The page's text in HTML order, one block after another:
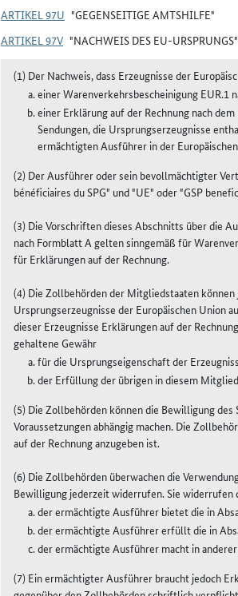
ARTIKEL 97U "GEGENSEITIGE AMTSHILFE"
ARTIKEL 97V "NACHWEIS DES EU-URSPRUNGS"
(1) Der Nachweis, dass Erzeugnisse der
einer Warenverkehrsbescheinigung EUR.1
einer Erklärung auf der Rechnung nach
Sendungen, die Ursprungserzeugnisse
ermächtigten Ausführer in der
(2) Der Ausführer oder sein bevollmächtigter
bénéficiaires du SPG" und "UE" oder "GSP
(3) Die Vorschriften dieses Abschnitts über die
nach Formblatt A gelten sinngemäß für
für Erklärungen auf der Rechnung.
(4) Die Zollbehörden der Mitgliedstaaten
Ursprungserzeugnisse der Europäischen Union
dieser Erzeugnisse Erklärungen auf der
gehaltene Gewähr
für die Ursprungseigenschaft der
der Erfüllung der übrigen in diesem
(5) Die Zollbehörden können die Bewilligung
Voraussetzungen abhängig machen. Die
auf der Rechnung anzugeben ist.
(6) Die Zollbehörden überwachen die
Bewilligung jederzeit widerrufen. Sie
der ermächtigte Ausführer bietet die in
der ermächtigte Ausführer erfüllt die in
der ermächtigte Ausführer macht in
(7) Ein ermächtigter Ausführer braucht jedoch